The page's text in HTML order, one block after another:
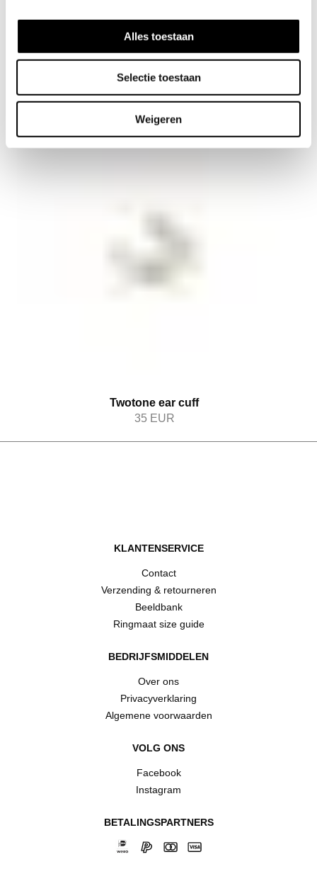
Alles toestaan
Selectie toestaan
Weigeren
69EUR
Twotone ear cuff
35 EUR
KLANTENSERVICE
Contact
Verzending & retourneren
Beeldbank
Ringmaat size guide
BEDRIJFSMIDDELEN
Over ons
Privacyverklaring
Algemene voorwaarden
VOLG ONS
Facebook
Instagram
BETALINGSPARTNERS